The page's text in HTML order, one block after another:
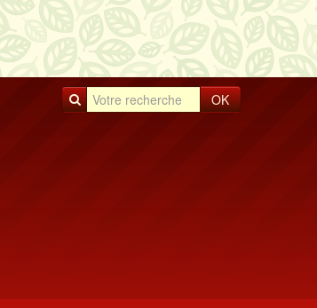
OK